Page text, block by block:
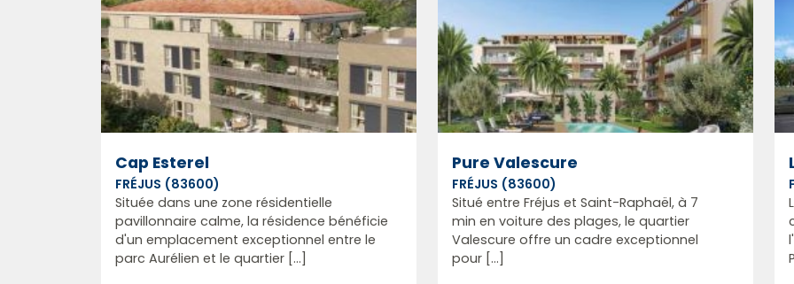
Cap Esterel
FRÉJUS (83600)
Située dans une zone résidentielle
pavillonnaire calme, la résidence bénéficie
d'un emplacement exceptionnel entre le
parc Aurélien et le quartier [...]
Pure Valescure
FRÉJUS (83600)
Situé entre Fréjus et Saint-Raphaël, à 7
min en voiture des plages, le quartier
Valescure offre un cadre exceptionnel
pour [...]